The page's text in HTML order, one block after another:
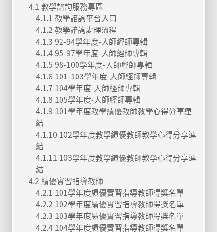
4.1 教學諮詢服務專區
4.1.1 教學諮詢平台入口
4.1.2 教學諮詢處理流程
4.1.3 92-94學年度-人師經師專輯
4.1.4 95-97學年度-人師經師專輯
4.1.5 98-100學年度-人師經師專輯
4.1.6 101-103學年度-人師經師專輯
4.1.7 104學年度-人師經師專輯
4.1.8 105學年度-人師經師專輯
4.1.9 101學年度教學績優教師教學心得分享連
結
4.1.10 102學年度教學績優教師教學心得分享連
結
4.1.11 103學年度教學績優教師教學心得分享連
結
4.2 績優實習指導教師
4.2.1 101學年度績優實習指導教師得獎名單
4.2.2 102學年度績優實習指導教師得獎名單
4.2.3 103學年度績優實習指導教師得獎名單
4.2.4 104學年度績優實習指導教師得獎名單